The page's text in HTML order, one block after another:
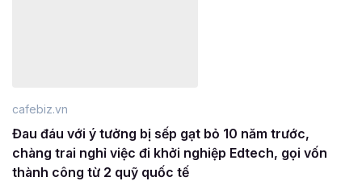
cafebiz.vn
Đau đáu với ý tưởng bị sếp gạt bỏ 10 năm trước,
chàng trai nghỉ việc đi khởi nghiệp Edtech, gọi vốn
thành công từ 2 quỹ quốc tế